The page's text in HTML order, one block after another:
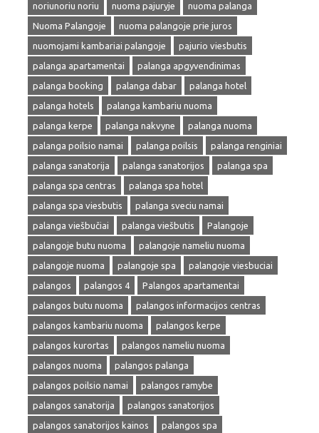
noriunoriu noriu
nuoma pajuryje
nuoma palanga
Nuoma Palangoje
nuoma palangoje prie juros
nuomojami kambariai palangoje
pajurio viesbutis
palanga apartamentai
palanga apgyvendinimas
palanga booking
palanga dabar
palanga hotel
palanga hotels
palanga kambariu nuoma
palanga kerpe
palanga nakvyne
palanga nuoma
palanga poilsio namai
palanga poilsis
palanga renginiai
palanga sanatorija
palanga sanatorijos
palanga spa
palanga spa centras
palanga spa hotel
palanga spa viesbutis
palanga sveciu namai
palanga viešbučiai
palanga viešbutis
Palangoje
palangoje butu nuoma
palangoje nameliu nuoma
palangoje nuoma
palangoje spa
palangoje viesbuciai
palangos
palangos 4
Palangos apartamentai
palangos butu nuoma
palangos informacijos centras
palangos kambariu nuoma
palangos kerpe
palangos kurortas
palangos nameliu nuoma
palangos nuoma
palangos palanga
palangos poilsio namai
palangos ramybe
palangos sanatorija
palangos sanatorijos
palangos sanatorijos kainos
palangos spa